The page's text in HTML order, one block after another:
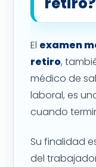
El examen
retiro,
médico de
laboral, es
cuando
Su finalidad
del